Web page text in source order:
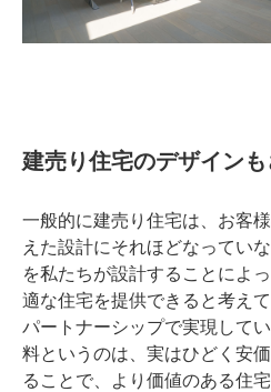
建売り住宅のデザインも
一般的に建売り住宅は、お客
えた設計にそれほどなってい
を私たちが設計することによ
適な住宅を提供できると考え
パートナーシップで実現して
料というのは、実はひどく安
ることで、より価値のある住